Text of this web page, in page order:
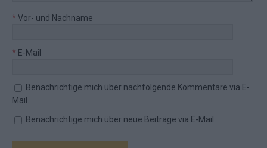
* Vor- und Nachname
* E-Mail
Benachrichtige mich über nachfolgende Kommentare via E-
Mail.
Benachrichtige mich über neue Beiträge via E-Mail.